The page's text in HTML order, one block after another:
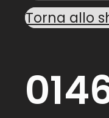
Torna allo